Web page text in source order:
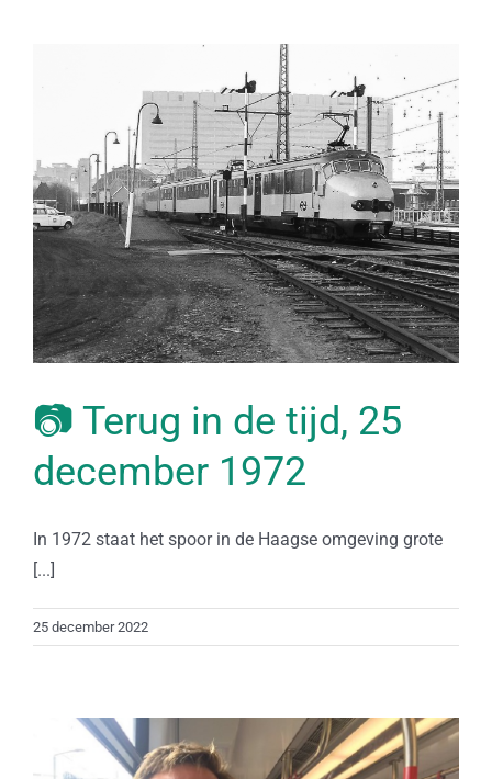
📷 Terug in de tijd, 25
december 1972
In 1972 staat het spoor in de Haagse omgeving grote
[...]
25 december 2022